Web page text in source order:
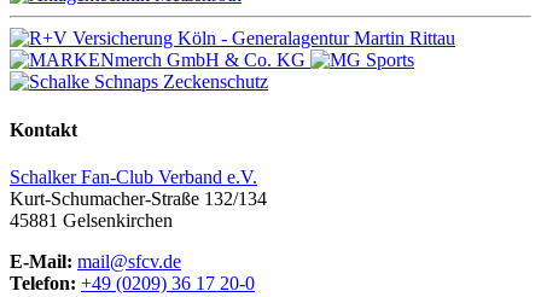
Kontakt
Schalker Fan-Club Verband e.V.
Kurt-Schumacher-Straße 132/134
45881 Gelsenkirchen
E-Mail: mail@sfcv.de
Telefon: +49 (0209) 36 17 20-0